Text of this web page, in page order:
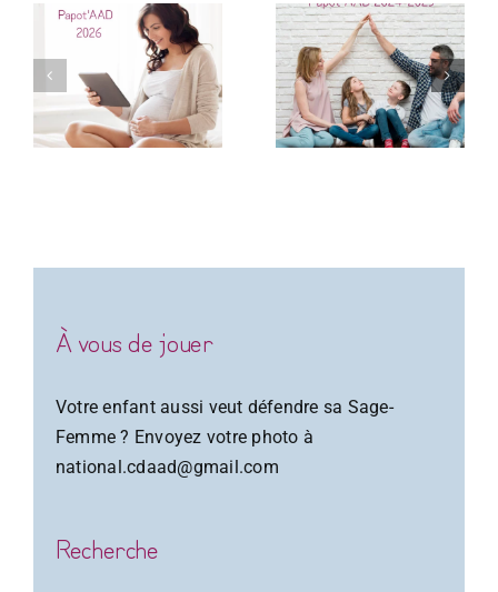
Papot’AAD
2024-2025
guide de
pour la
pratique à
À vous de jouer
Votre enfant aussi veut défendre sa Sage-
Femme ? Envoyez votre photo à
national.cdaad@gmail.com
Recherche